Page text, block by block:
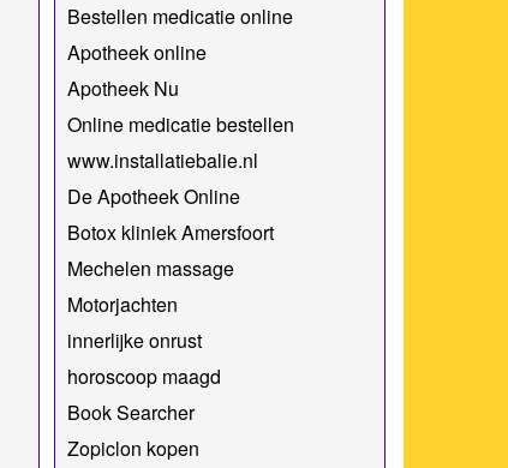
Bestellen medicatie online
Apotheek online
Apotheek Nu
Online medicatie bestellen
www.installatiebalie.nl
De Apotheek Online
Botox kliniek Amersfoort
Mechelen massage
Motorjachten
innerlijke onrust
horoscoop maagd
Book Searcher
Zopiclon kopen